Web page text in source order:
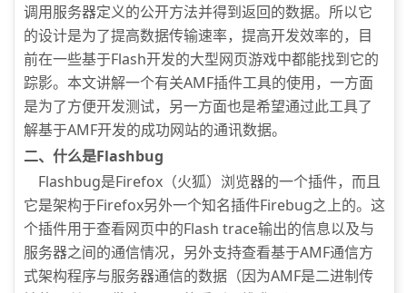
调用服务器定义的公开方法并得到返回的数据。所以它
的设计是为了提高数据传输速率，提高开发效率的，目
前在一些基于Flash开发的大型网页游戏中都能找到它的
踪影。本文讲解一个有关AMF插件工具的使用，一方面
是为了方便开发测试，另一方面也是希望通过此工具了
解基于AMF开发的成功网站的通讯数据。
二、什么是Flashbug
Flashbug是Firefox（火狐）浏览器的一个插件，而且
它是架构于Firefox另外一个知名插件Firebug之上的。这
个插件用于查看网页中的Flash trace输出的信息以及与
服务器之间的通信情况，另外支持查看基于AMF通信方
式架构程序与服务器通信的数据（因为AMF是二进制传